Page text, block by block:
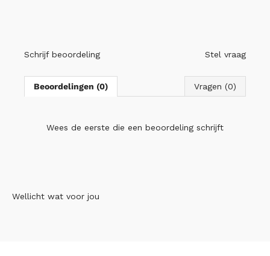
Schrijf beoordeling Stel vraag
Beoordelingen (0) Vragen (0)
Wees de eerste die een beoordeling schrijft
Wellicht wat voor jou